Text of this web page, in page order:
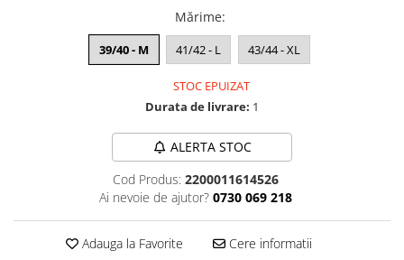
Mărime:
39/40 - M 41/42 - L 43/44 - XL
STOC EPUIZAT
Durata de livrare: 1
ALERTA STOC
Cod Produs: 2200011614526
Ai nevoie de ajutor? 0730 069 218
Adauga la Favorite Cere informatii